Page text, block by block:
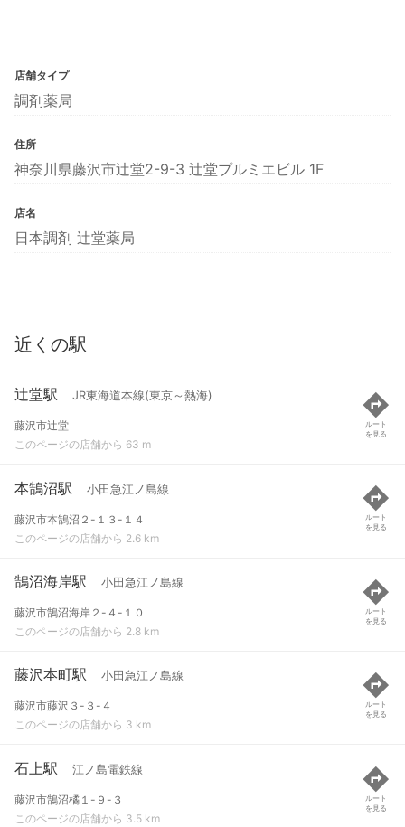
店舗タイプ
調剤薬局
住所
神奈川県藤沢市辻堂2-9-3 辻堂プルミエビル 1F
店名
日本調剤 辻堂薬局
近くの駅
辻堂駅 JR東海道本線(東京～熱海)
藤沢市辻堂
このページの店舗から 63 m
ルート
を見る
本鵠沼駅 小田急江ノ島線
藤沢市本鵠沼２-１３-１４
このページの店舗から 2.6 km
ルート
を見る
鵠沼海岸駅 小田急江ノ島線
藤沢市鵠沼海岸２-４-１０
このページの店舗から 2.8 km
ルート
を見る
藤沢本町駅 小田急江ノ島線
藤沢市藤沢３-３-４
このページの店舗から 3 km
ルート
を見る
石上駅 江ノ島電鉄線
藤沢市鵠沼橘１-９-３
このページの店舗から 3.5 km
ルート
を見る